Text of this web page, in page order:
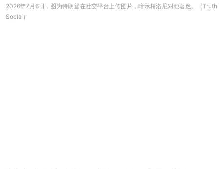
2026年7月6日，图为特朗普在社交平台上传图片，暗示梅洛尼对他著迷。（Truth
Social）